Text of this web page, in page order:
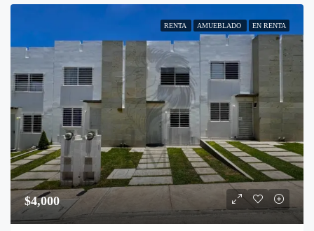
RENTA AMUEBLADO EN RENTA
$4,000